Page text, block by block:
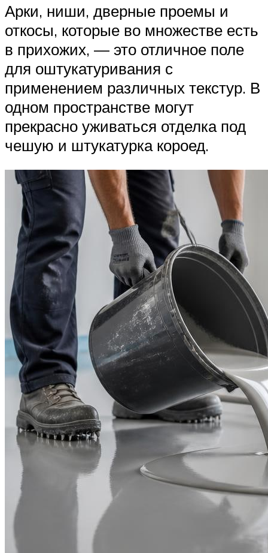
Арки, ниши, дверные проемы и
откосы, которые во множестве есть
в прихожих, — это отличное поле
для оштукатуривания с
применением различных текстур. В
одном пространстве могут
прекрасно уживаться отделка под
чешую и штукатурка короед.